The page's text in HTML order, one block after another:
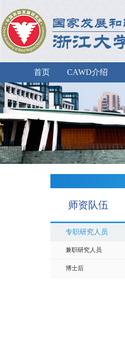
首页 CAWD介绍
师资队伍
专职研究人员
兼职研究人员
博士后